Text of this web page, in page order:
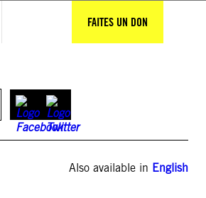
FAITES UN DON
Also available in English